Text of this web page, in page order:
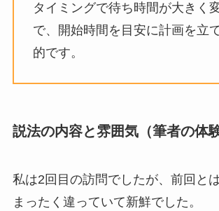
タイミングで待ち時間が大きく
で、開始時間を目安に計画を立
的です。
説法の内容と雰囲気（筆者の体験
私は2回目の訪問でしたが、前回と
まったく違っていて新鮮でした。